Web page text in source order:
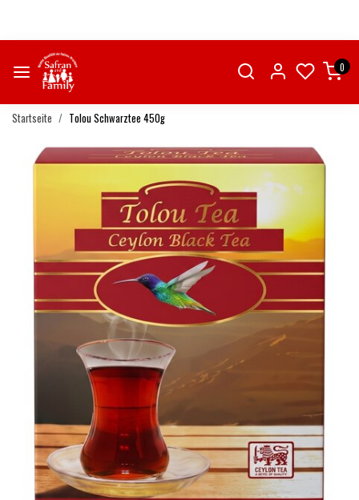
0
Startseite Tolou Schwarztee 450g